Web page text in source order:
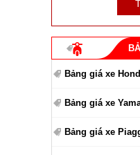
Bảng giá xe
Bảng giá xe
Bảng giá xe